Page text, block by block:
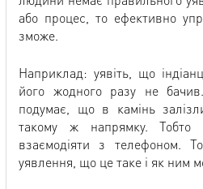
або процес, то ефективно
зможе.
Наприклад: уявіть, що
його жодного разу не
подумає, що в камінь
такому ж напрямку. Тобто
взаємодіяти з телефоном.
уявлення, що це таке і як ним